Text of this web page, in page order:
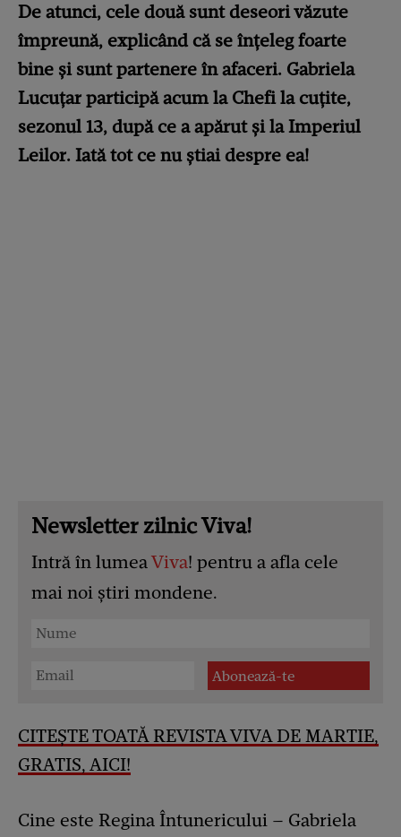
De atunci, cele două sunt deseori văzute
împreună, explicând că se înțeleg foarte
bine și sunt partenere în afaceri. Gabriela
Lucuțar participă acum la Chefi la cuțite,
sezonul 13, după ce a apărut și la Imperiul
Leilor. Iată tot ce nu știai despre ea!
Newsletter zilnic Viva!
Intră în lumeaViva! pentru a afla cele
mai noi știri mondene.
CITEȘTE TOATĂ REVISTA VIVA DE MARTIE,
GRATIS, AICI!
Cine este Regina Întunericului – Gabriela